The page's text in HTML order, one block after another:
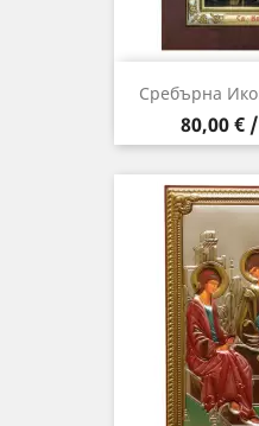
Сребърна
Цена
80,00 €